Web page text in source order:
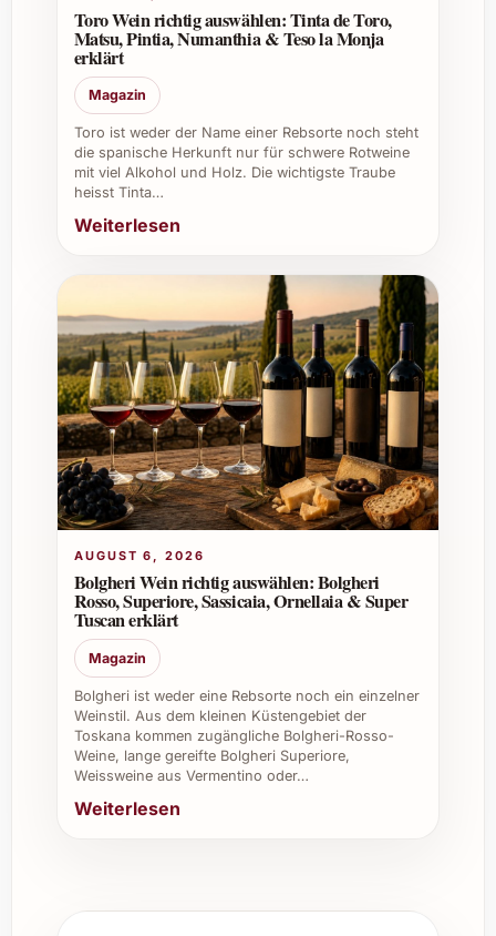
eine hervorragende Frische und
mineralische Komplexität verleiht, die ihn
von konventionellen Schaumweinen
abhebt.
Wie wird Maria Bernet Brut Nature 2014
hergestellt?
sorgfältig ausgewählte Trauben, die
schonend gepresst und traditionell
vergoren werden. Die zweite Gärung
erfolgt in der Flasche, gefolgt vom
langen Hefelager, das die typischen
Noten und eine feine Perlage erzeugt.
Individuelle Tipps für den Gebrauch von
Maria Bernet Brut Nature 2014
Private Feiern:Eröffnet stilvoll Ihre
Familienfeste oder romantischen
Abende zu zweit.
Firmenveranstaltungen:
Sie Kunden und Kollegen mit einem
Schweizer Schaumwein von hoher
Qualität.
Weinkeller:Ergänzen Sie Ihre
Jahrgangs-Brut Nature, der mit der
Toro Wein richtig auswählen: Tinta de Toro,
Matsu, Pintia, Numanthia & Teso la Monja
erklärt
Magazin
Toro ist weder der Name einer Rebsorte noch steht
die spanische Herkunft nur für schwere Rotweine
mit viel Alkohol und Holz. Die wichtigste Traube
heisst Tinta…
Weiterlesen
AUGUST 6, 2026
Bolgheri Wein richtig auswählen: Bolgheri
Rosso, Superiore, Sassicaia, Ornellaia & Super
Tuscan erklärt
Magazin
Bolgheri ist weder eine Rebsorte noch ein einzelner
Weinstil. Aus dem kleinen Küstengebiet der
Toskana kommen zugängliche Bolgheri-Rosso-
Weine, lange gereifte Bolgheri Superiore,
Weissweine aus Vermentino oder…
Weiterlesen